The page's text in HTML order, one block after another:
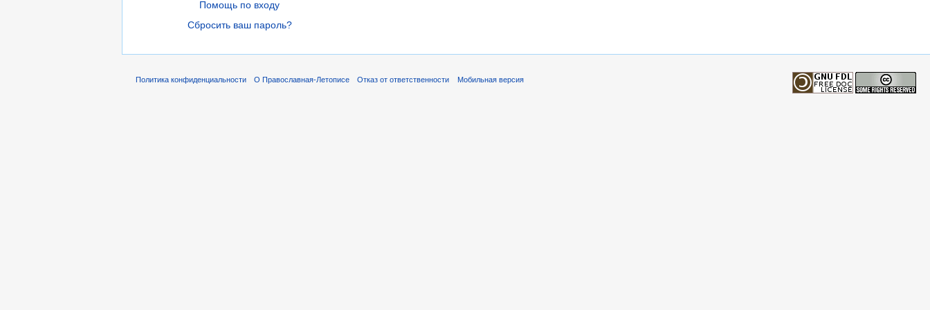
Помощь по входу
Сбросить ваш пароль?
Политика конфиденциальности О Православная-Летописе Отказ от ответственности Мобильная версия